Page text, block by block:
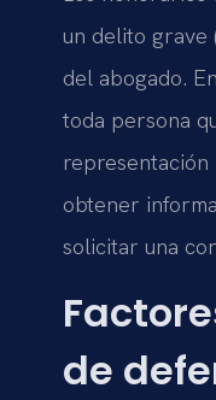
un delito grave
del abogado.
toda persona
representación
obtener
solicitar una
de